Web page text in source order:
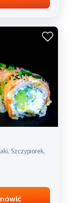
Szczypiorek,